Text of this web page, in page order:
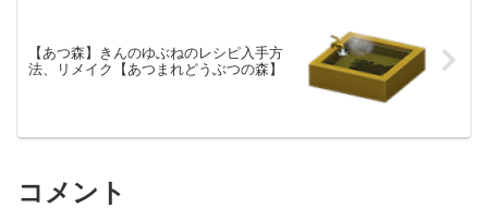
【あつ森】きんのゆぶねのレシピ入手方
法、リメイク【あつまれどうぶつの森】
コメント